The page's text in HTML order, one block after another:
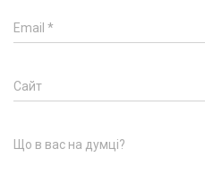
Email *
Сайт
Що в вас на думці?